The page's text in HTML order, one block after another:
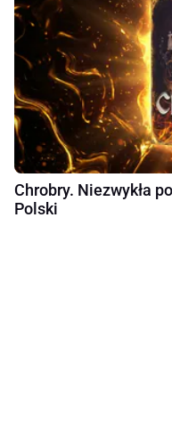
Chrobry. Niezwykła
Polski